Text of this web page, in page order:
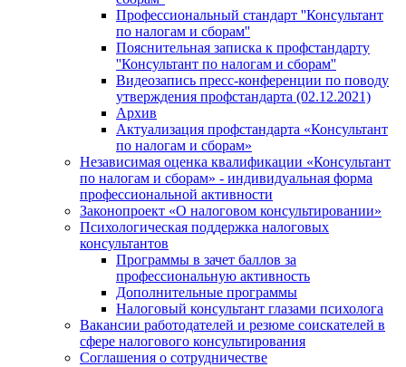
Профессиональный стандарт ''Консультант
по налогам и сборам''
Пояснительная записка к профстандарту
''Консультант по налогам и сборам''
Видеозапись пресс-конференции по поводу
утверждения профстандарта (02.12.2021)
Архив
Актуализация профстандарта «Консультант
по налогам и сборам»
Независимая оценка квалификации «Консультант
по налогам и сборам» - индивидуальная форма
профессиональной активности
Законопроект «О налоговом консультировании»
Психологическая поддержка налоговых
консультантов
Программы в зачет баллов за
профессиональную активность
Дополнительные программы
Налоговый консультант глазами психолога
Вакансии работодателей и резюме соискателей в
сфере налогового консультирования
Соглашения о сотрудничестве